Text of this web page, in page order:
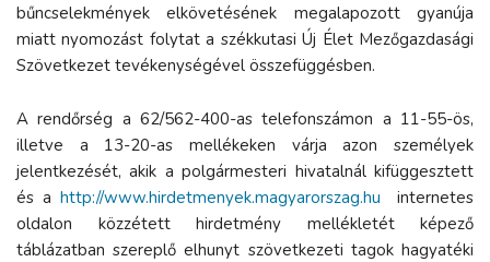
bűncselekmények elkövetésének megalapozott gyanúja
miatt nyomozást folytat a székkutasi Új Élet Mezőgazdasági
Szövetkezet tevékenységével összefüggésben.
A rendőrség a 62/562-400-as telefonszámon a 11-55-ös,
illetve a 13-20-as mellékeken várja azon személyek
jelentkezését, akik a polgármesteri hivatalnál kifüggesztett
és a http://www.hirdetmenyek.magyarorszag.hu internetes
oldalon közzétett hirdetmény mellékletét képező
táblázatban szereplő elhunyt szövetkezeti tagok hagyatéki